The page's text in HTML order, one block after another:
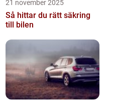
21 november 2025
Så hittar du rätt säkring
till bilen